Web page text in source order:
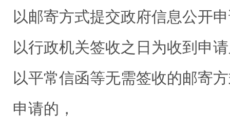
以邮寄方式提交政府信息公开
以行政机关签收之日为收到申
以平常信函等无需签收的邮寄
申请的，